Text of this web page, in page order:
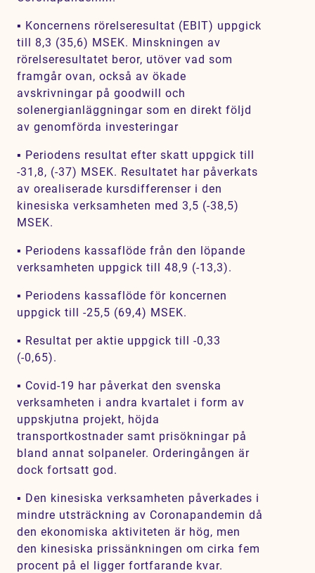
▪ Koncernens rörelseresultat (EBIT) uppgick
till 8,3 (35,6) MSEK. Minskningen av
rörelseresultatet beror, utöver vad som
framgår ovan, också av ökade
avskrivningar på goodwill och
solenergianläggningar som en direkt följd
av genomförda investeringar
▪ Periodens resultat efter skatt uppgick till
-31,8, (-37) MSEK. Resultatet har påverkats
av orealiserade kursdifferenser i den
kinesiska verksamheten med 3,5 (-38,5)
MSEK.
▪ Periodens kassaflöde från den löpande
verksamheten uppgick till 48,9 (-13,3).
▪ Periodens kassaflöde för koncernen
uppgick till -25,5 (69,4) MSEK.
▪ Resultat per aktie uppgick till -0,33
(-0,65).
▪ Covid-19 har påverkat den svenska
verksamheten i andra kvartalet i form av
uppskjutna projekt, höjda
transportkostnader samt prisökningar på
bland annat solpaneler. Orderingången är
dock fortsatt god.
▪ Den kinesiska verksamheten påverkades i
mindre utsträckning av Coronapandemin då
den ekonomiska aktiviteten är hög, men
den kinesiska prissänkningen om cirka fem
procent på el ligger fortfarande kvar.